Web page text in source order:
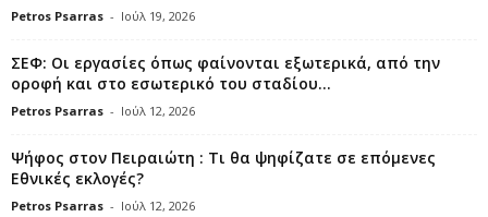
Petros Psarras - Ιούλ 19, 2026
ΣΕΦ: Οι εργασίες όπως φαίνονται εξωτερικά, από την
οροφή και στο εσωτερικό του σταδίου...
Petros Psarras - Ιούλ 12, 2026
Ψήφος στον Πειραιώτη : Τι θα ψηφίζατε σε επόμενες
Εθνικές εκλογές?
Petros Psarras - Ιούλ 12, 2026